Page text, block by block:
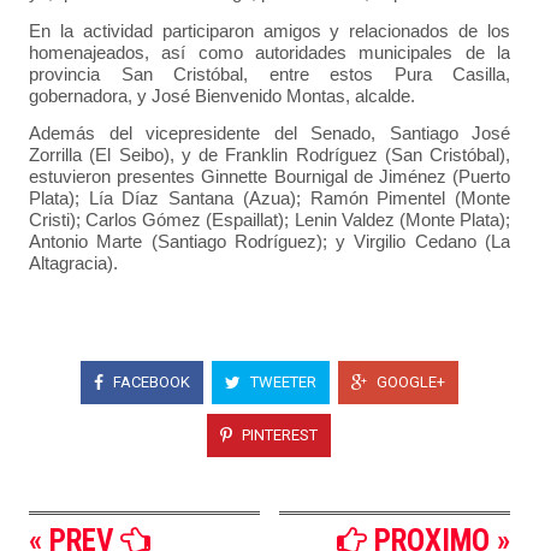
En la actividad participaron amigos y relacionados de los
homenajeados, así como autoridades municipales de la
provincia San Cristóbal, entre estos Pura Casilla,
gobernadora, y José Bienvenido Montas, alcalde.
Además del vicepresidente del Senado, Santiago José
Zorrilla (El Seibo), y de Franklin Rodríguez (San Cristóbal),
estuvieron presentes Ginnette Bournigal de Jiménez (Puerto
Plata); Lía Díaz Santana (Azua); Ramón Pimentel (Monte
Cristi); Carlos Gómez (Espaillat); Lenin Valdez (Monte Plata);
Antonio Marte (Santiago Rodríguez); y Virgilio Cedano (La
Altagracia).
FACEBOOK TWEETER GOOGLE+
PINTEREST
« PREV PROXIMO »